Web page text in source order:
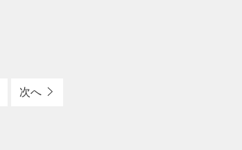
次へ